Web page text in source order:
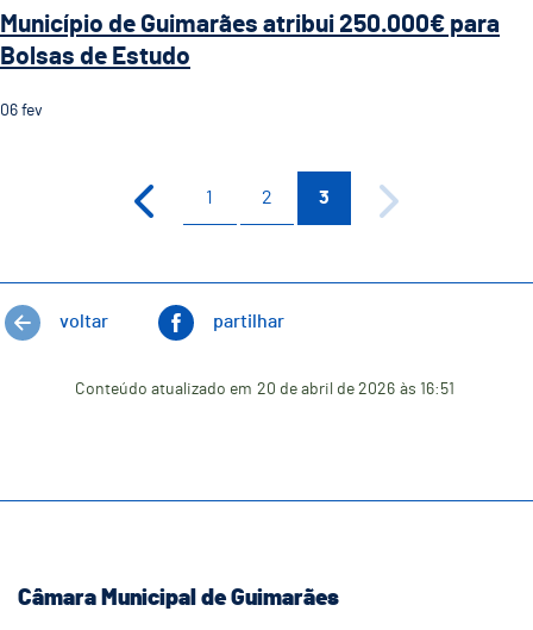
Município de Guimarães atribui 250.000€ para
Bolsas de Estudo
06 fev
1 2 3
voltar partilhar
Conteúdo atualizado em 20 de abril de 2026 às 16:51
Câmara Municipal de Guimarães